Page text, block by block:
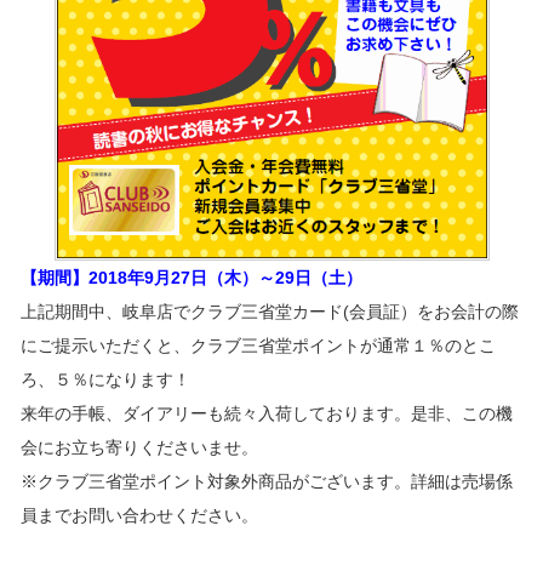
【期間】2018年9月27日（木）～29日（土）
上記期間中、岐阜店でクラブ三省堂カード(会員証）をお会計の際
にご提示いただくと、クラブ三省堂ポイントが通常１％のとこ
ろ、５％になります！
来年の手帳、ダイアリーも続々入荷しております。是非、この機
会にお立ち寄りくださいませ。
※クラブ三省堂ポイント対象外商品がございます。詳細は売場係
員までお問い合わせください。